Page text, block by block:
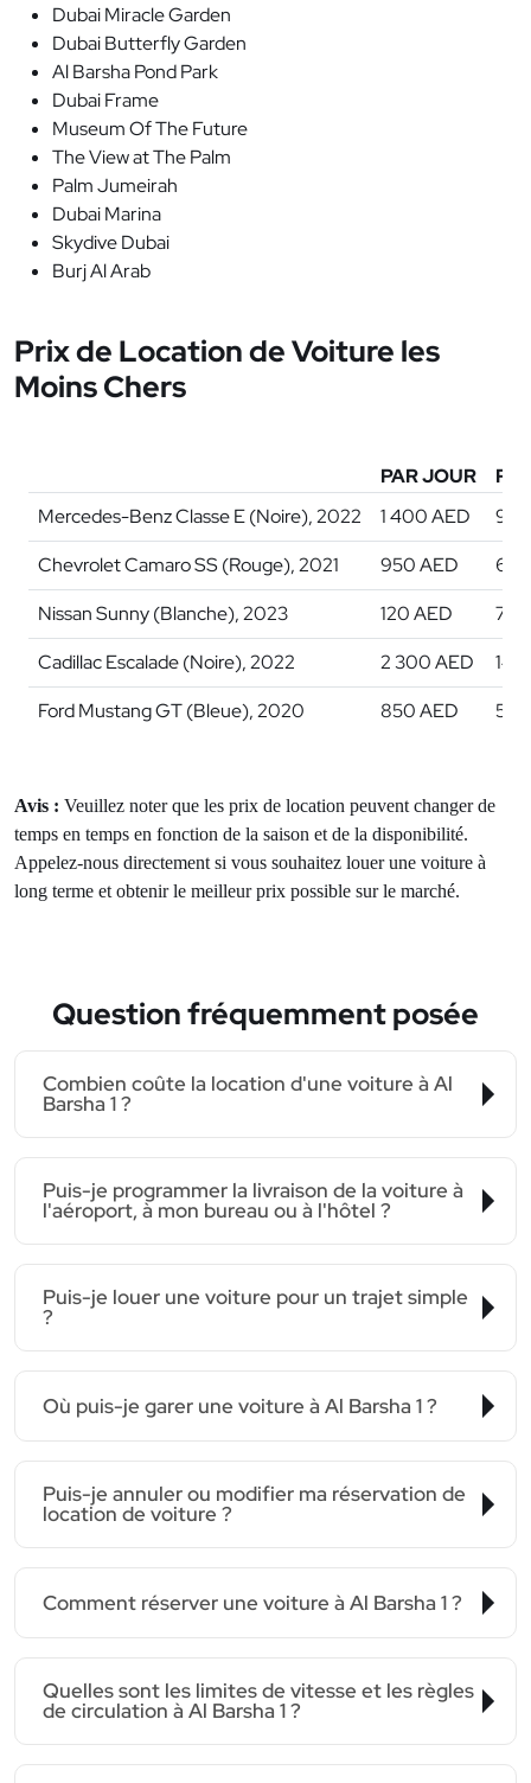
Dubai Miracle Garden
Dubai Butterfly Garden
Al Barsha Pond Park
Dubai Frame
Museum Of The Future
The View at The Palm
Palm Jumeirah
Dubai Marina
Skydive Dubai
Burj Al Arab
Prix de Location de Voiture les
Moins Chers
PAR JOUR
Mercedes-Benz Classe E (Noire), 2022
1 400 AED
9
Chevrolet Camaro SS (Rouge), 2021
950 AED
6
Nissan Sunny (Blanche), 2023
120 AED
Cadillac Escalade (Noire), 2022
2 300 AED
14
Ford Mustang GT (Bleue), 2020
850 AED 5
Avis : Veuillez noter que les prix de location peuvent changer de
temps en temps en fonction de la saison et de la disponibilité.
Appelez-nous directement si vous souhaitez louer une voiture à
long terme et obtenir le meilleur prix possible sur le marché.
Question fréquemment posée
Combien coûte la location d'une voiture à Al
Barsha 1 ?
Puis-je programmer la livraison de la voiture à
l'aéroport, à mon bureau ou à l'hôtel ?
Puis-je louer une voiture pour un trajet simple
?
Où puis-je garer une voiture à Al Barsha 1 ?
Puis-je annuler ou modifier ma réservation de
location de voiture ?
Comment réserver une voiture à Al Barsha 1 ?
Quelles sont les limites de vitesse et les règles
de circulation à Al Barsha 1 ?